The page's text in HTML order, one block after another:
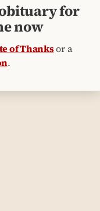
for
now
of Thanksor a
.